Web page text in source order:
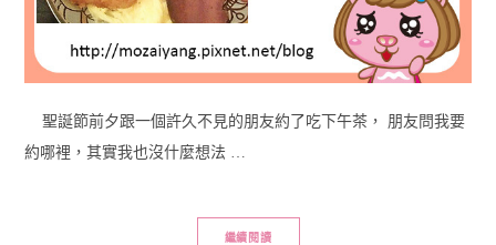
聖誕節前夕跟一個許久不見的朋友約了吃下午茶， 朋友問我要
約哪裡，其實我也沒什麼想法 …
繼續閱讀